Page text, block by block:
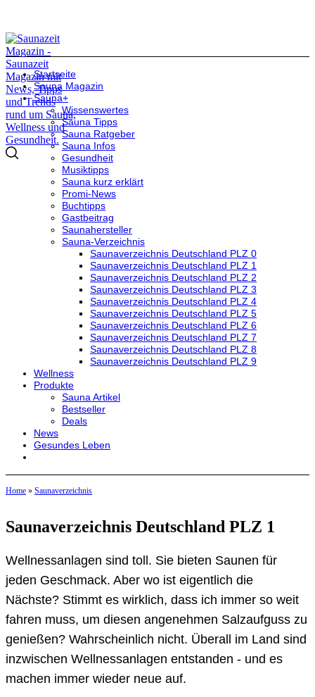
Startseite
Sauna Magazin
Sauna+
Wissenswertes
Sauna Tipps
Sauna Ratgeber
Sauna Infos
Gesundheit
Musiktipps
Sauna kurz erklärt
Promi-News
Buchtipps
Gastbeitrag
Saunahersteller
Sauna-Verzeichnis
Saunaverzeichnis Deutschland PLZ 0
Saunaverzeichnis Deutschland PLZ 1
Saunaverzeichnis Deutschland PLZ 2
Saunaverzeichnis Deutschland PLZ 3
Saunaverzeichnis Deutschland PLZ 4
Saunaverzeichnis Deutschland PLZ 5
Saunaverzeichnis Deutschland PLZ 6
Saunaverzeichnis Deutschland PLZ 7
Saunaverzeichnis Deutschland PLZ 8
Saunaverzeichnis Deutschland PLZ 9
Wellness
Produkte
Sauna Artikel
Bestseller
Deals
News
Gesundes Leben
Home » Saunaverzeichnis
Saunaverzeichnis Deutschland PLZ 1
Wellnessanlagen sind toll. Sie bieten Saunen für
jeden Geschmack. Aber wo ist eigentlich die
Nächste? Stimmt es wirklich, dass ich immer so weit
fahren muss, um diesen angenehmen Salzaufguss zu
genießen? Wahrscheinlich nicht. Überall im Land sind
inzwischen Wellnessanlagen entstanden - und es
machen immer wieder neue auf.